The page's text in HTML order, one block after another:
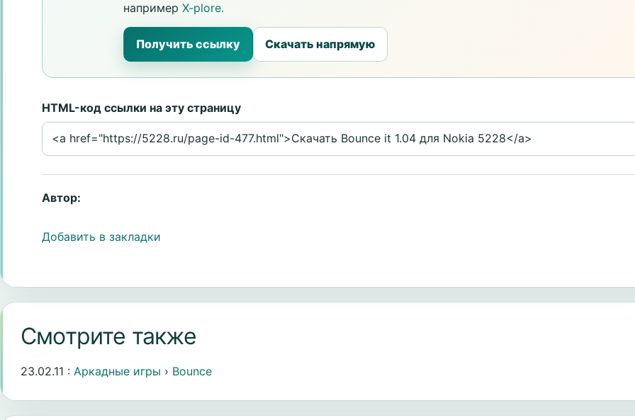
например X-plore.
Получить ссылку Скачать напрямую
HTML-код ссылки на эту страницу
Автор:
Добавить в закладки
Смотрите также
23.02.11 : Аркадные игры › Bounce